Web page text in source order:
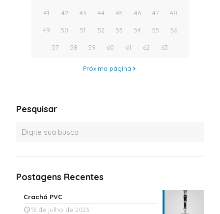
41 42 43 44 45 46 47 48
49 50 51 52 53 54 55 56
57 58 59 60 61 62 63
Próxima página
Pesquisar
Postagens Recentes
Crachá PVC
13 de julho de 2023